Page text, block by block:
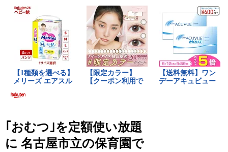
｢おむつ｣を定額使い放題
に 名古屋市立の保育園で